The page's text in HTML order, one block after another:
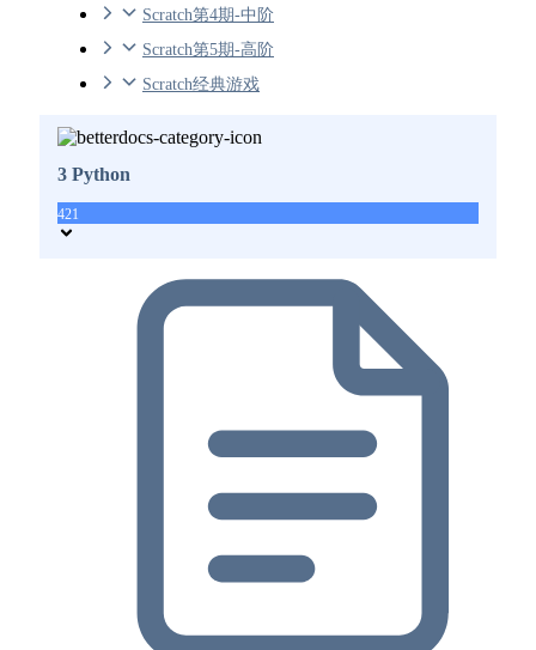
Scratch第4期-中阶
Scratch第5期-高阶
Scratch经典游戏
3 Python
421